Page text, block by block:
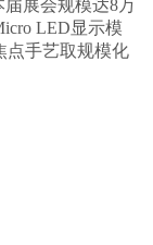
展会规模达8万
LED显示模
点手艺取规模化